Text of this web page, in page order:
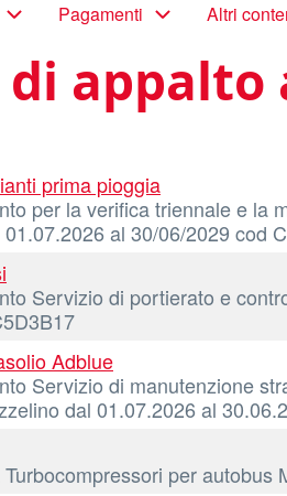
Pagamenti Altri
prima pioggia
per la verifica triennale e
al 30/06/2029 cod
Servizio di portierato e
Adblue
Servizio di manutenzione
dal 01.07.2026 al
per